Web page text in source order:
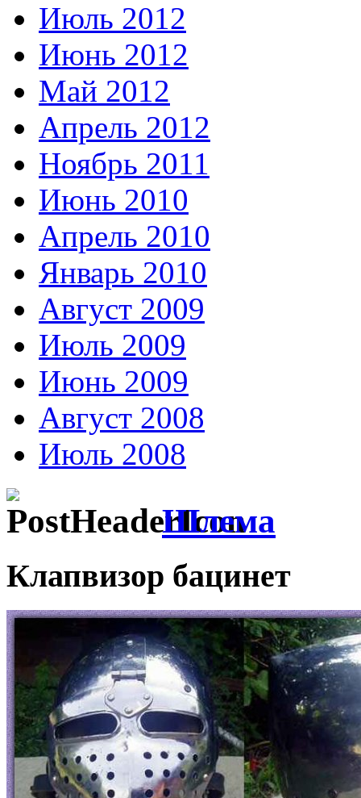
Июль 2012
Июнь 2012
Май 2012
Апрель 2012
Ноябрь 2011
Июнь 2010
Апрель 2010
Январь 2010
Август 2009
Июль 2009
Июнь 2009
Август 2008
Июль 2008
Шлема
Клапвизор бацинет